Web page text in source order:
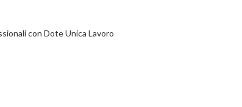
con Dote Unica Lavoro